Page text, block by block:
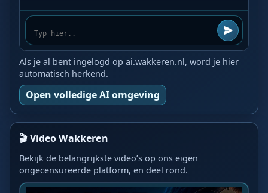
Als je al bent ingelogd op ai.wakkeren.nl, word je hier
automatisch herkend.
Open volledige AI omgeving
🎬 Video Wakkeren
Bekijk de belangrijkste video’s op ons eigen
ongecensureerde platform, en deel rond.